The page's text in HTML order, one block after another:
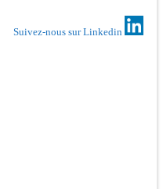
Suivez-nous sur Linkedin